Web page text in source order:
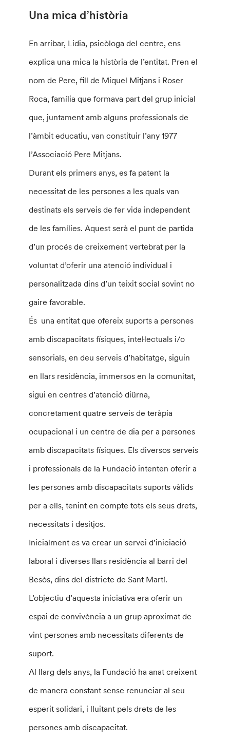
Una mica d’història
En arribar, Lidia, psicòloga del centre, ens
explica una mica la història de l’entitat. Pren el
nom de Pere, fill de Miquel Mitjans i Roser
Roca, família que formava part del grup inicial
que, juntament amb alguns professionals de
l’àmbit educatiu, van constituir l’any 1977
l’Associació Pere Mitjans.
Durant els primers anys, es fa patent la
necessitat de les persones a les quals van
destinats els serveis de fer vida independent
de les famílies. Aquest serà el punt de partida
d’un procés de creixement vertebrat per la
voluntat d’oferir una atenció individual i
personalitzada dins d’un teixit social sovint no
gaire favorable.
És una entitat que ofereix suports a persones
amb discapacitats físiques, inteŀlectuals i/o
sensorials, en deu serveis d’habitatge, siguin
en llars residència, immersos en la comunitat,
sigui en centres d’atenció diürna,
concretament quatre serveis de teràpia
ocupacional i un centre de dia per a persones
amb discapacitats físiques. Els diversos serveis
i professionals de la Fundació intenten oferir a
les persones amb discapacitats suports vàlids
per a ells, tenint en compte tots els seus drets,
necessitats i desitjos.
Inicialment es va crear un servei d’iniciació
laboral i diverses llars residència al barri del
Besòs, dins del districte de Sant Martí.
L’objectiu d’aquesta iniciativa era oferir un
espai de convivència a un grup aproximat de
vint persones amb necessitats diferents de
suport.
Al llarg dels anys, la Fundació ha anat creixent
de manera constant sense renunciar al seu
esperit solidari, i lluitant pels drets de les
persones amb discapacitat.